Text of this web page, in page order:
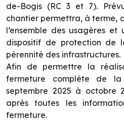
de-Bogis (RC 3 et 7).
chantier permettra, à terme,
l’ensemble des usagères
dispositif de protection de
pérennité des infrastructures.
Afin de permettre la
fermeture complète de
septembre 2025 à octobre
après toutes les
fermeture.